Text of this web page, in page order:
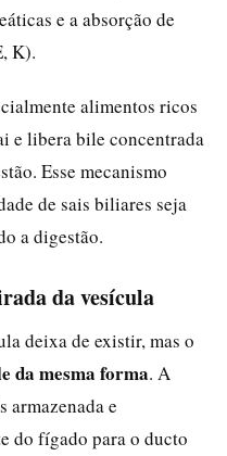
e a absorção de
K).
alimentos ricos
e libera bile concentrada
Esse mecanismo
de sais biliares seja
a digestão.
da vesícula
deixa de existir, mas o
da mesma forma. A
armazenada e
do fígado para o ducto